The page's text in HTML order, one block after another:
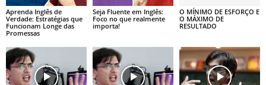
Aprenda Inglês de
Verdade: Estratégias que
Funcionam Longe das
Promessas
Seja Fluente em Inglês:
Foco no que realmente
importa!
O MÍNIMO DE ESFORÇO E
O MÁXIMO DE
RESULTADO